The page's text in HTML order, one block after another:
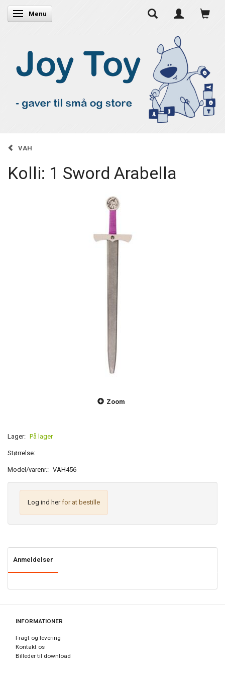
Skifte navigation
Menu
VAH
Kolli: 1 Sword Arabella
Zoom
Lager: På lager
Størrelse:
Model/varenr.: VAH456
Log ind herfor at bestille
Anmeldelser
INFORMATIONER
Fragt og levering
Kontakt os
Billeder til download